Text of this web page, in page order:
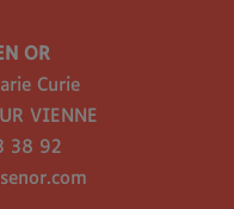
OR
Curie
VIENNE
38 92